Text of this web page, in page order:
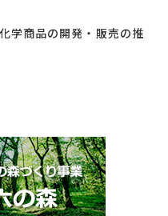
学商品の開発・販売の推